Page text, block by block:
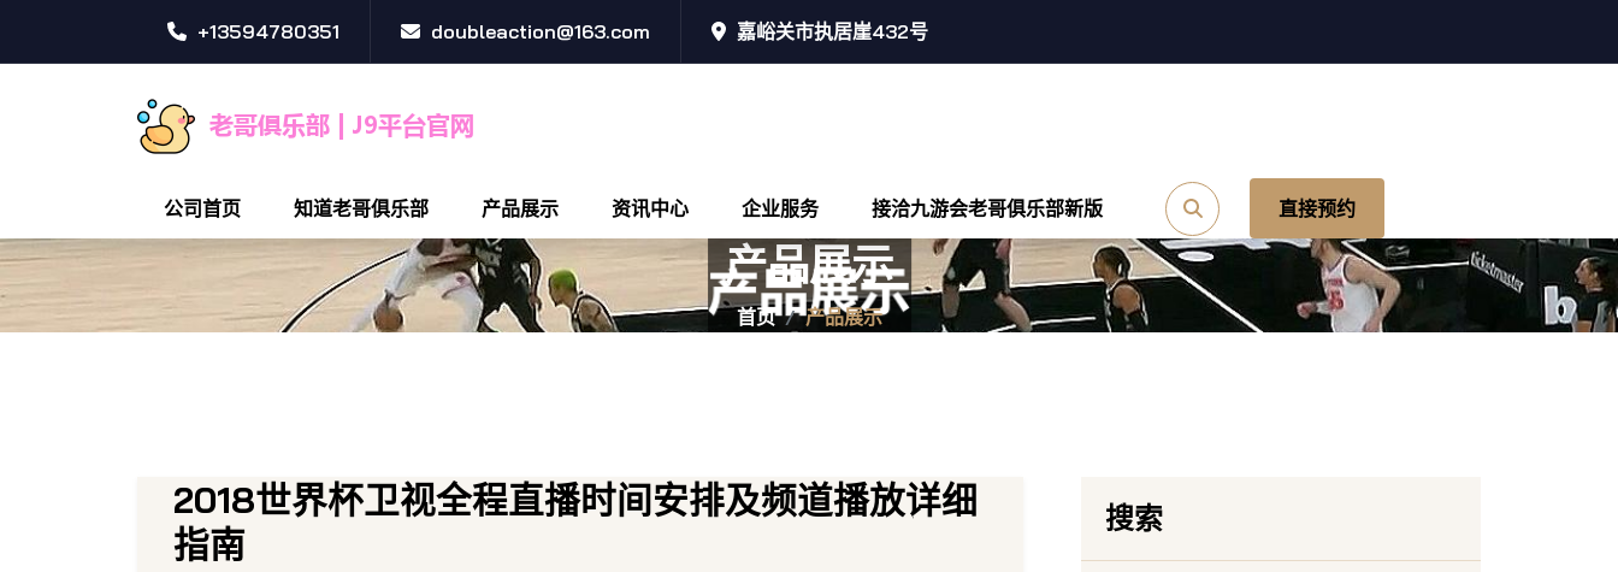
+13594780351 doubleaction@163.com 嘉峪关市执居崖432号
公司首页 知道老哥俱乐部 产品展示 资讯中心 企业服务 接洽九游会老哥俱乐部新版 直接预约
产品展示
首页 产品展示
2018世界杯卫视全程直播时间安排及频道播放详细
指南
搜索